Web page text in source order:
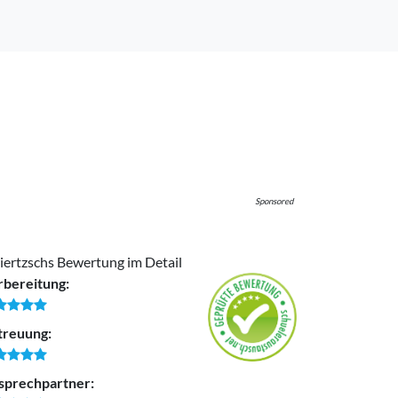
Sponsored
Bewertung im Detail